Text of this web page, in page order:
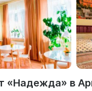
«Надежда» в